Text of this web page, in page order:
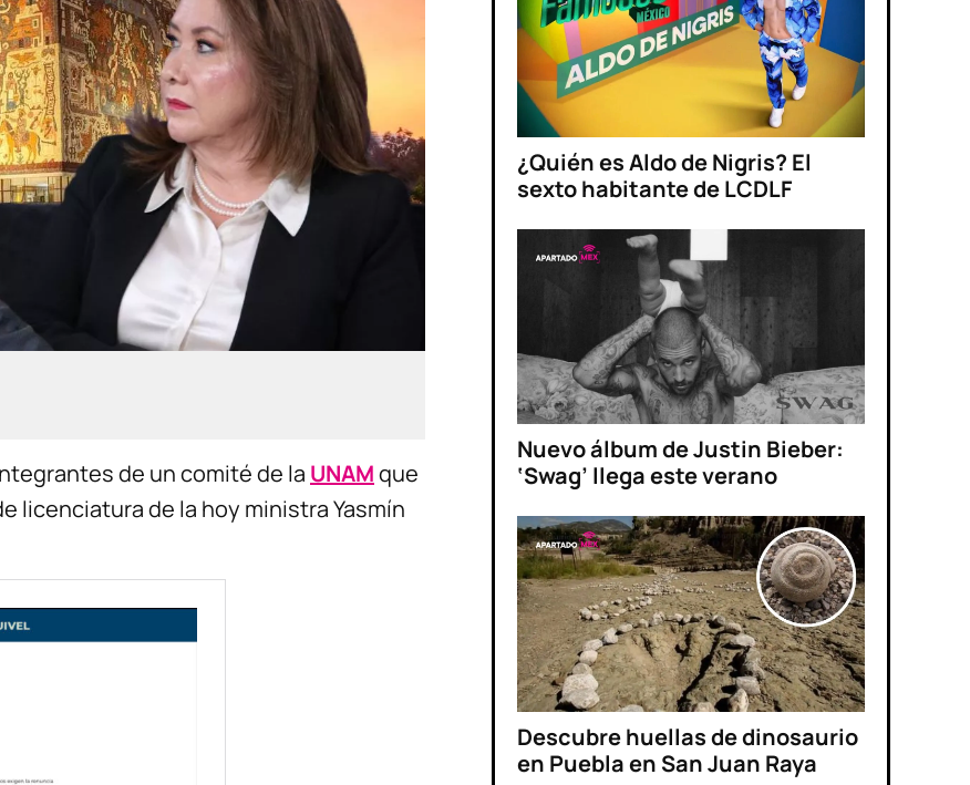
de un comité de la UNAMque
licenciatura de la hoy ministra Yasmín
¿Quién es Aldo de Nigris? El
sexto habitante de LCDLF
Nuevo álbum de Justin Bieber:
‘Swag’ llega este verano
Descubre huellas de dinosaurio
en Puebla en San Juan Raya